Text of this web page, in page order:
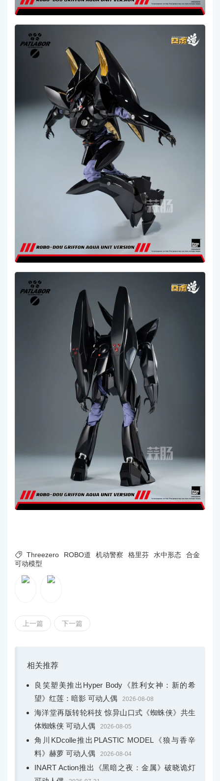
 Threezero ROBO道 机动警察 格里芬 水中形态
合金
可动模型
上一篇 下一篇
相关推荐
良笑塑美推出Hyper Body《胜利女神：新的希
望》红莲：暗影 可动人偶
2026-08-08
海洋堂再版转轮科技 惊异山口式《蜘蛛侠》共生
体蜘蛛侠 可动人偶
2026-08-05
角川KDcolle推出PLASTIC MODEL《狼与香辛
料》赫萝 可动人偶
2026-08-04
INART Action推出《黑暗之夜：金属》破晓诡灯